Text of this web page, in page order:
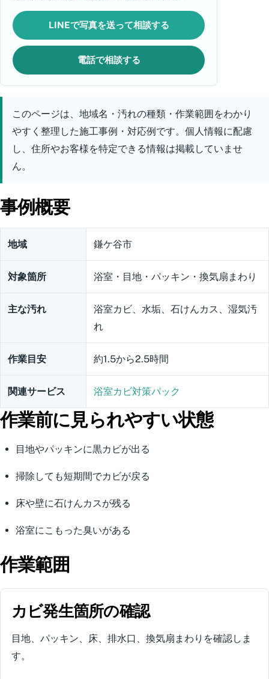
LINEで写真を送って相談する
電話で相談する
このページは、地域名・汚れの種類・作業範囲をわかり
やすく整理した施工事例・対応例です。個人情報に配慮
し、住所やお客様を特定できる情報は掲載していませ
ん。
事例概要
地域 鎌ケ谷市
対象箇所 浴室・目地・パッキン・換気扇まわり
主な汚れ
浴室カビ、水垢、石けんカス、湿気汚
れ
作業目安 約1.5から2.5時間
関連サービス 浴室カビ対策パック
作業前に見られやすい状態
目地やパッキンに黒カビが出る
掃除しても短期間でカビが戻る
床や壁に石けんカスが残る
浴室にこもった臭いがある
作業範囲
カビ発生箇所の確認
目地、パッキン、床、排水口、換気扇まわりを確認しま
す。